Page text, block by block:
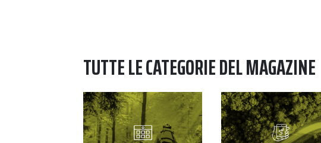
TUTTE LE CATEGORIE DEL MAGAZINE